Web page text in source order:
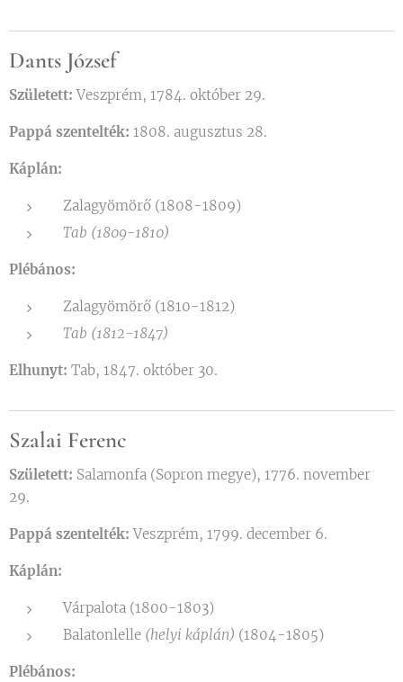
Dants József
Született: Veszprém, 1784. október 29.
Pappá szentelték: 1808. augusztus 28.
Káplán:
Zalagyömörő (1808-1809)
Tab (1809-1810)
Plébános:
Zalagyömörő (1810-1812)
Tab (1812-1847)
Elhunyt: Tab, 1847. október 30.
Szalai Ferenc
Született: Salamonfa (Sopron megye), 1776. november
29.
Pappá szentelték: Veszprém, 1799. december 6.
Káplán:
Várpalota (1800-1803)
Balatonlelle (helyi káplán) (1804-1805)
Plébános: